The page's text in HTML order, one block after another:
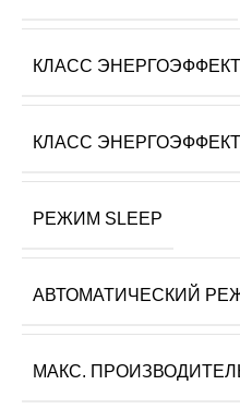
КЛАСС
КЛАСС
РЕЖИМ SLEEP
АВТОМАТИЧЕСКИЙ
МАКС.